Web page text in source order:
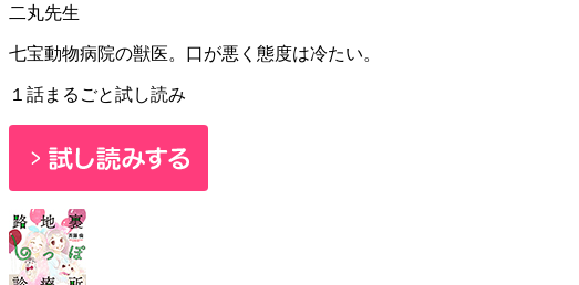
二丸先生
七宝動物病院の獣医。口が悪く態度は冷たい。
１話まるごと試し読み